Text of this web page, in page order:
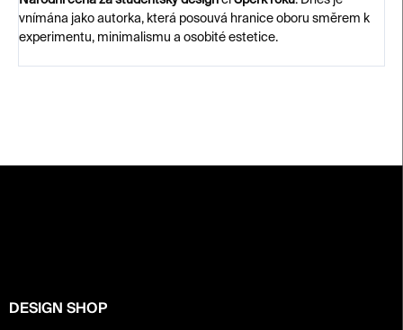
vnímána jako autorka, která posouvá hranice oboru směrem k
experimentu, minimalismu a osobité estetice.
DESIGN SHOP